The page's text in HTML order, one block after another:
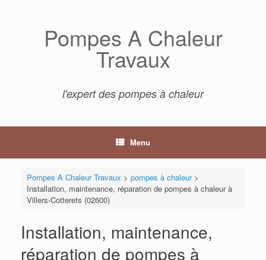
Pompes A Chaleur
Travaux
l'expert des pompes à chaleur
Menu
Pompes A Chaleur Travaux > pompes à chaleur>
Installation, maintenance, réparation de pompes à chaleur à
Villers-Cotterets (02600)
Installation, maintenance,
réparation de pompes à